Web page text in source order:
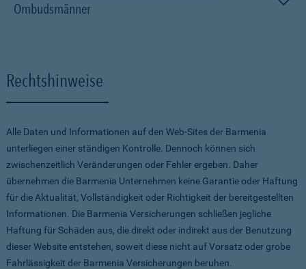
Ombudsmänner
Rechtshinweise
Alle Daten und Informationen auf den Web-Sites der Barmenia
unterliegen einer ständigen Kontrolle. Dennoch können sich
zwischenzeitlich Veränderungen oder Fehler ergeben. Daher
übernehmen die Barmenia Unternehmen keine Garantie oder Haftung
für die Aktualität, Vollständigkeit oder Richtigkeit der bereitgestellten
Informationen. Die Barmenia Versicherungen schließen jegliche
Haftung für Schäden aus, die direkt oder indirekt aus der Benutzung
dieser Website entstehen, soweit diese nicht auf Vorsatz oder grobe
Fahrlässigkeit der Barmenia Versicherungen beruhen.